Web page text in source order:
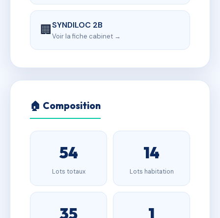
🏢SYNDILOC 2B
Voir la fiche cabinet →
🏠 Composition
54
Lots totaux
14
Lots habitation
35 1